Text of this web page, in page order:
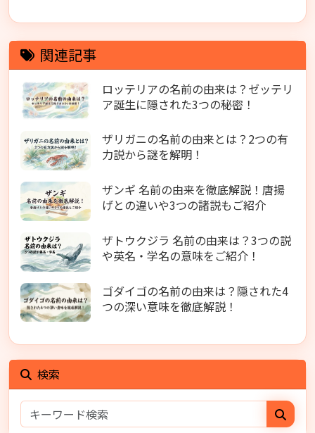
関連記事
ロッテリアの名前の由来は？ゼッテリ
ア誕生に隠された3つの秘密！
ザリガニの名前の由来とは？2つの有
力説から謎を解明！
ザンギ 名前の由来を徹底解説！唐揚
げとの違いや3つの諸説もご紹介
ザトウクジラ 名前の由来は？3つの説
や英名・学名の意味をご紹介！
ゴダイゴの名前の由来は？隠された4
つの深い意味を徹底解説！
検索